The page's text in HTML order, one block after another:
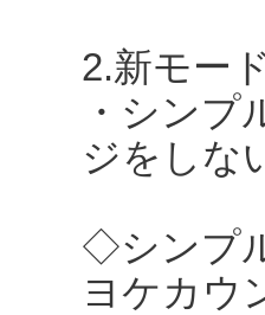
2.新モー
・シン
ジをしな
◇シンプ
ヨケカウ